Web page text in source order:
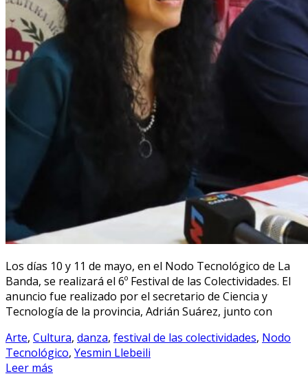
Los días 10 y 11 de mayo, en el Nodo Tecnológico de La
Banda, se realizará el 6º Festival de las Colectividades. El
anuncio fue realizado por el secretario de Ciencia y
Tecnología de la provincia, Adrián Suárez, junto con
Arte, Cultura, danza, festival de las colectividades, Nodo
Tecnológico, Yesmin Llebeili
Leer más